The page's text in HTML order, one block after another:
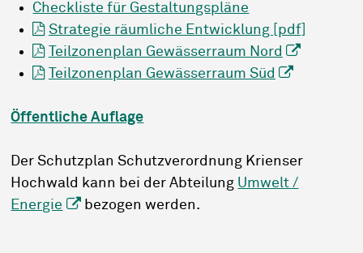
Checkliste für Gestaltungspläne
Strategie räumliche Entwicklung [pdf]
Teilzonenplan Gewässerraum Nord
Teilzonenplan Gewässerraum Süd
Öffentliche Auflage
Der Schutzplan Schutzverordnung Krienser
Hochwald kann bei der Abteilung Umwelt /
Energie
bezogen werden.